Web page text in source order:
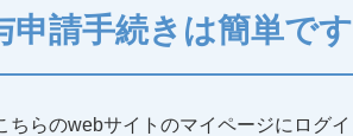
申請手続きは簡単で
らのwebサイトのマイページにログ